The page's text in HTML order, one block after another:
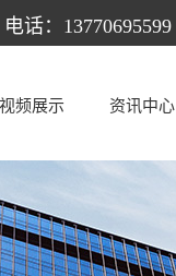
电话：13770695599
视频展示 资讯中心